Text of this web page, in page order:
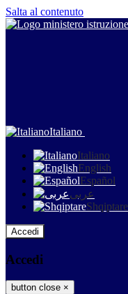
Salta al contenuto
Italiano
Italiano
English
Español
عربى
Shqiptare
Accedi
Accedi
button close ×